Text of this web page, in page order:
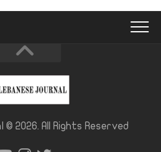
2026. All Rights Reserved.